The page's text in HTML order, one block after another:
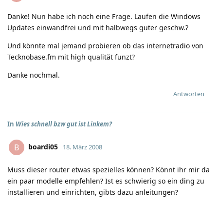
Danke! Nun habe ich noch eine Frage. Laufen die Windows
Updates einwandfrei und mit halbwegs guter geschw.?
Und könnte mal jemand probieren ob das internetradio von
Tecknobase.fm mit high qualität funzt?
Danke nochmal.
Antworten
In Wies schnell bzw gut ist Linkem?
B boardi05 18. März 2008
Muss dieser router etwas spezielles können? Könnt ihr mir da
ein paar modelle empfehlen? Ist es schwierig so ein ding zu
installieren und einrichten, gibts dazu anleitungen?